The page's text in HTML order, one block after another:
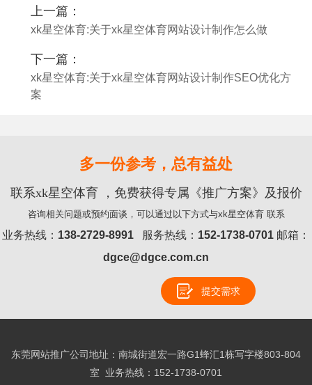
上一篇：
xk星空体育:关于xk星空体育网站设计制作怎么做
下一篇：
xk星空体育:关于xk星空体育网站设计制作SEO优化方
案
多一份参考，总有益处
联系xk星空体育 ，免费获得专属《推广方案》及报价
咨询相关问题或预约面谈，可以通过以下方式与xk星空体育 联系
业务热线： 138-2729-8991 服务热线： 152-1738-0701 邮箱：
dgce@dgce.com.cn
提交需求
东莞网站推广公司地址：南城街道宏一路G1蜂汇1栋写字楼803-804
室 业务热线： 152-1738-0701